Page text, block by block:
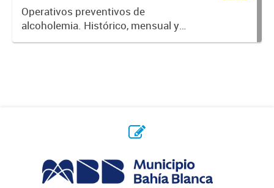
Operativos preventivos de
alcoholemia. Histórico, mensual y
semanal.